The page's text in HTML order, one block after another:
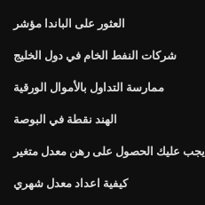
العثور على الباندا مؤشر
شركات النفط الخام في دول الخليج
ممارسة التداول بالأموال الورقية
الهند نقطة في البوصة
يجب عليك الحصول على رهن معدل متغير
كيفية اعداد معدل شهري